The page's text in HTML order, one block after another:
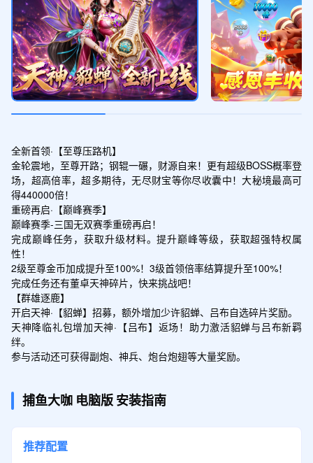
全新首领·【至尊压路机】
金轮震地，至尊开路；钢辊一碾，财源自来！更有超级BOSS概率登
场，超高倍率，超多期待，无尽财宝等你尽收囊中！大秘境最高可
得440000倍！
重磅再启·【巅峰赛季】
巅峰赛季-三国无双赛季重磅再启！
完成巅峰任务，获取升级材料。提升巅峰等级，获取超强特权属
性！
2级至尊金币加成提升至100%！3级首领倍率结算提升至100%！
完成任务还有董卓天神碎片，快来挑战吧！
【群雄逐鹿】
开启天神·【貂蝉】招募，额外增加少许貂蝉、吕布自选碎片奖励。
天神降临礼包增加天神·【吕布】返场！助力激活貂蝉与吕布新羁
绊。
参与活动还可获得副炮、神兵、炮台炮翅等大量奖励。
捕鱼大咖 电脑版 安装指南
推荐配置